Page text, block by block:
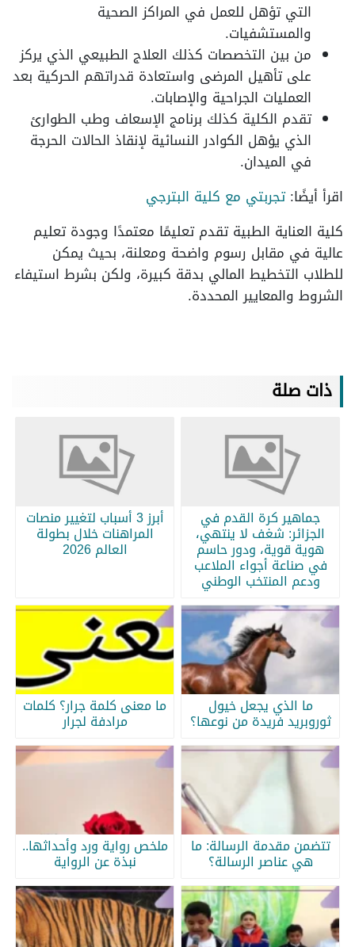
التي تؤهل للعمل في المراكز الصحية
والمستشفيات.
من بين التخصصات كذلك العلاج الطبيعي الذي يركز
على تأهيل المرضى واستعادة قدراتهم الحركية بعد
العمليات الجراحية والإصابات.
تقدم الكلية كذلك برنامج الإسعاف وطب الطوارئ
الذي يؤهل الكوادر النسائية لإنقاذ الحالات الحرجة
في الميدان.
اقرأ أيضًا:تجربتي مع كلية البترجي
كلية العناية الطبية تقدم تعليمًا معتمدًا وجودة تعليم
عالية في مقابل رسوم واضحة ومعلنة، بحيث يمكن
للطلاب التخطيط المالي بدقة كبيرة، ولكن بشرط استيفاء
الشروط والمعايير المحددة.
ذات صلة
جماهير كرة القدم في
الجزائر: شغف لا ينتهي،
هوية قوية، ودور حاسم
في صناعة أجواء الملاعب
ودعم المنتخب الوطني
أبرز 3 أسباب لتغيير منصات
المراهنات خلال بطولة
العالم 2026
ما الذي يجعل خيول
ثوروبريد فريدة من نوعها؟
ما معنى كلمة جرار؟ كلمات
مرادفة لجرار
تتضمن مقدمة الرسالة: ما
هي عناصر الرسالة؟
ملخص رواية ورد وأحداثها..
نبذة عن الرواية